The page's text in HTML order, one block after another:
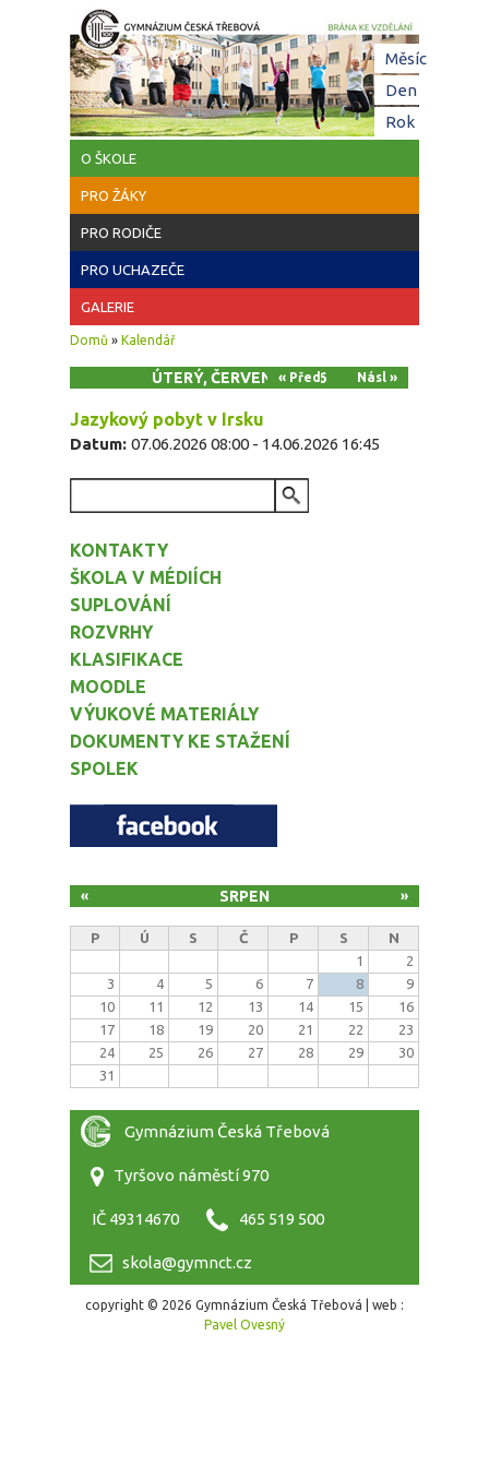
Přejít k hlavnímu obsahu
O ŠKOLE
PRO ŽÁKY
PRO RODIČE
PRO UCHAZEČE
GALERIE
Jste zde
Domů » Kalendář
ÚTERÝ, ČERVEN 9, 2026
« Před Násl »
Jazykový pobyt v Irsku
Datum: 07.06.2026 08:00 - 14.06.2026 16:45
KONTAKTY
ŠKOLA V MÉDIÍCH
SUPLOVÁNÍ
ROZVRHY
KLASIFIKACE
MOODLE
VÝUKOVÉ MATERIÁLY
DOKUMENTY KE STAŽENÍ
SPOLEK
SRPEN
« »
P Ú S Č P S
N
1
2
3
4 5 6 7 8
9
10
11 12 13 14 15
16
17
18 19 20 21 22
23
24
25 26 27 28 29
30
31
Gymnázium Česká Třebová
Tyršovo náměstí 970
IČ 49314670 465 519 500
skola@gymnct.cz
copyright © 2026 Gymnázium Česká Třebová | web :
Pavel Ovesný
Měsíc
Den(aktivní
Rok